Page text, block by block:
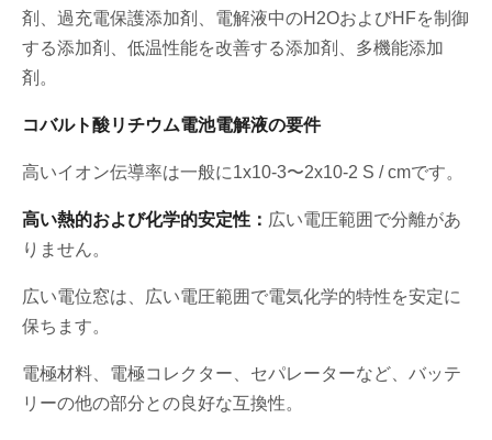
剤、過充電保護添加剤、電解液中のH2OおよびHFを制御
する添加剤、低温性能を改善する添加剤、多機能添加
剤。
コバルト酸リチウム電池電解液の要件
高いイオン伝導率は一般に1x10-3〜2x10-2 S / cmです。
高い熱的および化学的安定性： 広い電圧範囲で分離があ
りません。
広い電位窓は、広い電圧範囲で電気化学的特性を安定に
保ちます。
電極材料、電極コレクター、セパレーターなど、バッテ
リーの他の部分との良好な互換性。